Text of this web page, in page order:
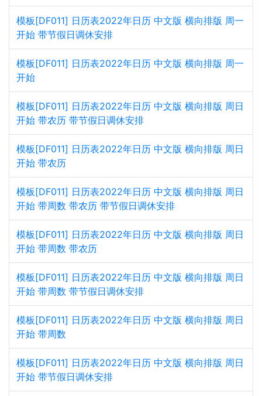
模板[DF011] 日历表2022年日历 中文版 横向排版 周一
开始 带节假日调休安排
模板[DF011] 日历表2022年日历 中文版 横向排版 周一
开始
模板[DF011] 日历表2022年日历 中文版 横向排版 周日
开始 带农历 带节假日调休安排
模板[DF011] 日历表2022年日历 中文版 横向排版 周日
开始 带农历
模板[DF011] 日历表2022年日历 中文版 横向排版 周日
开始 带周数 带农历 带节假日调休安排
模板[DF011] 日历表2022年日历 中文版 横向排版 周日
开始 带周数 带农历
模板[DF011] 日历表2022年日历 中文版 横向排版 周日
开始 带周数 带节假日调休安排
模板[DF011] 日历表2022年日历 中文版 横向排版 周日
开始 带周数
模板[DF011] 日历表2022年日历 中文版 横向排版 周日
开始 带节假日调休安排